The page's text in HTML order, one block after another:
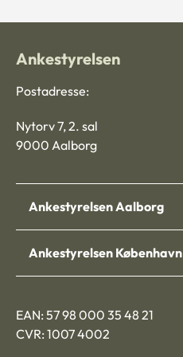
Ankestyrelsen
Postadresse:
Nytorv 7, 2. sal
9000 Aalborg
Ankestyrelsen Aalborg
Ankestyrelsen København
EAN: 57 98 000 35 48 21
CVR: 1007 4002